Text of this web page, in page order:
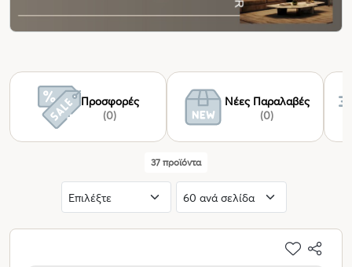
Προσφορές
(0)
Νέες Παραλαβές
(0)
37 προϊόντα